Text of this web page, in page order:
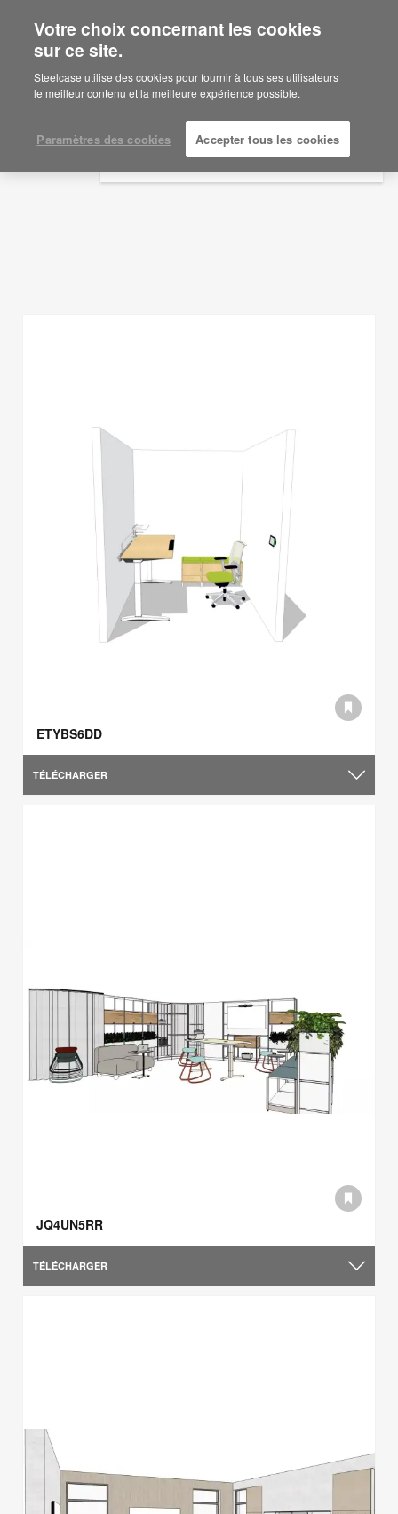
Are you in United States?
Would you like to see Products we sell in
your region?
English
Español
Idées d'aménagement
AFFICHER LES FILTRES
ETYBS6DD
TÉLÉCHARGER
JQ4UN5RR
TÉLÉCHARGER
Votre choix concernant les cookies
sur ce site.
Steelcase utilise des cookies pour fournir à tous ses utilisateurs
le meilleur contenu et la meilleure expérience possible.
Paramètres des cookies Accepter tous les cookies